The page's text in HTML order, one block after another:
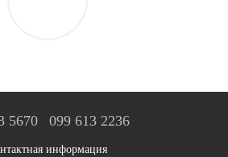
5670 099 613 2236
информация